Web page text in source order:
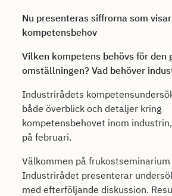
Nu presenteras siffrorna som
kompetensbehov
Vilken kompetens behövs för den
omställningen? Vad behöver
Industrirådets
både överblick och detaljer kring
kompetensbehovet inom
på februari.
Välkommen på
Industrirådet presenterar
med efterföljande diskussion.